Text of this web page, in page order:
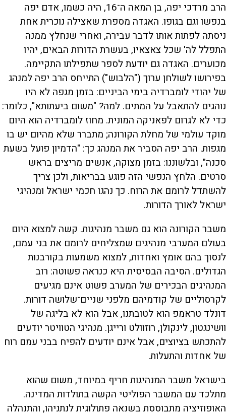
הרב מרדכי יפה, בן המאה ה־16, היה כשמו, אדם יפה
בנפשו וגם בגופו. האגדה מספרת שאצילה נוכרית אחת
ניסתה לפתות אותו לדבר עבירה, ואחרי שנחלץ ממנה
התפלל לה' שכל צאצאיו, בעשרת הדורות הבאים, יהיו
מכוערים. האגדה גם יודעת לספר שתפילתו התקיימה.
בפירושו לשולחן ערוך ("הלבוש") התייחס הרב יפה למנהג
של יהודי לומברדיה בימי הביניים: בזמן מגפה לא היו
נוהגים להתאבל על המתים. למה? "משום ביעתותא", כלומר:
כדי לא לגרום לפאניקה המונית. מחוז לומברדיה הוא היום
מוקד עולמי של מחלת הקורונה; מתברר שלא מהיום יש בו
מגפות. הרב יפה הסביר את המנהג כך: "הדמיון פועל בשעת
סכנה", ובלשוננו: בזמן מצוקה, אנשים מריצים בראש
סרטים. הלחץ הנפשי הזה פוגע בבריאות, ולכן צריך
להשתדל לרומם את הרוח. כך נהגו חכמי ישראל ומנהיגי
ישראל לאורך הדורות.
משבר הקורונה הוא גם משבר מנהיגות. קשה למצוא היום
בעולם המערבי מנהיגים שמצליחים לרומם את בני עמם,
לנסוך בהם אומץ ואחדות, למצוא משמעות בקורבנות
הגדולים. הסיבה הבסיסית היא כנראה פשוטה: רוב
המנהיגים הבכירים של המערב פשוט אינם מגיעים
לקרסוליים של קודמיהם מלפני שניים־שלושה דורות.
דונלד טראמפ הוא לטובתנו, אבל הוא לא בליגה של
וושינגטון, לינקולן, רוזוולט ורייגן. מנהיגי הטוויטר יודעים
להתכתש בציוצים, אבל אינם יודעים להפיח בבני עמם רוח
של אחדות והתעלות.
בישראל משבר המנהיגות חריף במיוחד, משום שהוא
מתלכד עם המשבר הפוליטי הקשה בתולדות המדינה.
האופוזיציה מתבוססת בשנאה פתולוגית לנתניהו, והתנהלה